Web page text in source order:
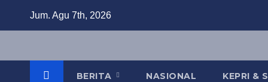
Jum. Agu 7th, 2026
BERITA NASIONAL KEPRI &